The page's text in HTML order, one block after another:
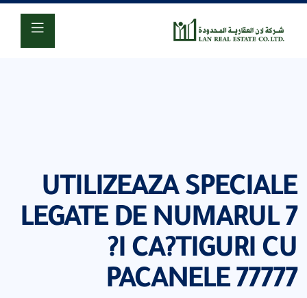
UTILIZEAZA SPECIALE
LEGATE DE NUMARUL 7
?I CA?TIGURI CU
PACANELE 77777